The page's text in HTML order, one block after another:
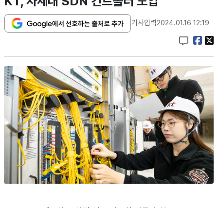
기사입력2024.01.16 12:19